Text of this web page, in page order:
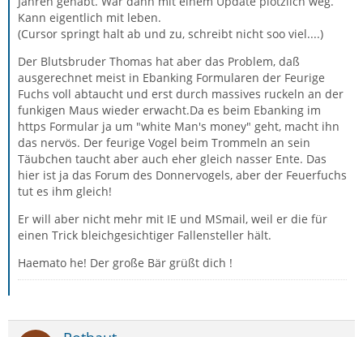
Kann eigentlich mit leben.
(Cursor springt halt ab und zu, schreibt nicht soo viel....)
Der Blutsbruder Thomas hat aber das Problem, daß
ausgerechnet meist in Ebanking Formularen der Feurige
Fuchs voll abtaucht und erst durch massives ruckeln an der
funkigen Maus wieder erwacht.Da es beim Ebanking im
https Formular ja um "white Man's money" geht, macht ihn
das nervös. Der feurige Vogel beim Trommeln an sein
Täubchen taucht aber auch eher gleich nasser Ente. Das
hier ist ja das Forum des Donnervogels, aber der Feuerfuchs
tut es ihm gleich!
Er will aber nicht mehr mit IE und MSmail, weil er die für
einen Trick bleichgesichtiger Fallensteller hält.
Haemato he! Der große Bär grüßt dich !